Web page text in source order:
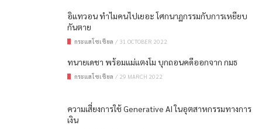
อิแทวอน ทำไมคนไปเยอะ โศกนาฏกรรมกับการเหยียบ
กันตาย
กระแสโซเชียล / 31 OCTOBER 2022
ทนายเดชา พร้อมแม่แตงโม บุกถอนคดีออกจาก กมธ
กระแสโซเชียล / 29 MARCH 2022
ความเสี่ยงการใช้ Generative AI ในอุตสาหกรรมทางการ
เงิน